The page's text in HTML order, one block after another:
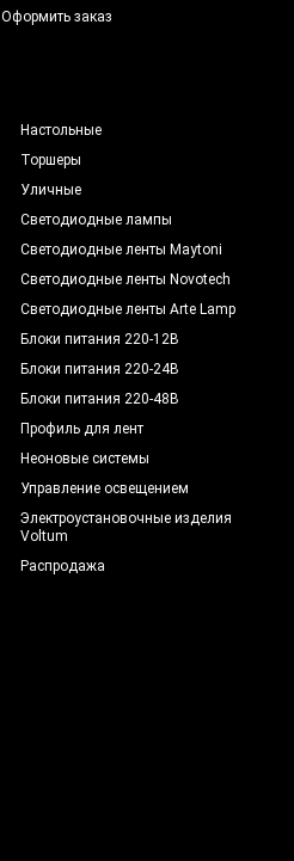
Оформить заказ
Настольные
Торшеры
Уличные
Светодиодные лампы
Светодиодные ленты Maytoni
Светодиодные ленты Novotech
Светодиодные ленты Arte Lamp
Блоки питания 220-12В
Блоки питания 220-24В
Блоки питания 220-48В
Профиль для лент
Неоновые системы
Управление освещением
Электроустановочные изделия
Voltum
Распродажа